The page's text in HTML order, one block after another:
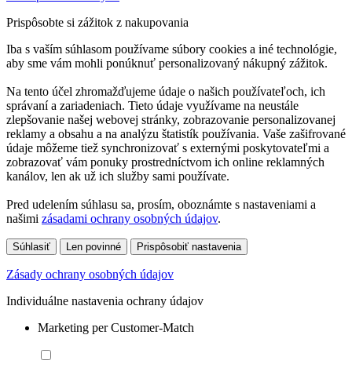
Prispôsobte si zážitok z nakupovania
Iba s vaším súhlasom používame súbory cookies a iné technológie,
aby sme vám mohli ponúknuť personalizovaný nákupný zážitok.
Na tento účel zhromažďujeme údaje o našich používateľoch, ich
správaní a zariadeniach. Tieto údaje využívame na neustále
zlepšovanie našej webovej stránky, zobrazovanie personalizovanej
reklamy a obsahu a na analýzu štatistík používania. Vaše zašifrované
údaje môžeme tiež synchronizovať s externými poskytovateľmi a
zobrazovať vám ponuky prostredníctvom ich online reklamných
kanálov, len ak už ich služby sami používate.
Pred udelením súhlasu sa, prosím, oboznámte s nastaveniami a
našimi zásadami ochrany osobných údajov.
Súhlasiť Len povinné Prispôsobiť nastavenia
Zásady ochrany osobných údajov
Individuálne nastavenia ochrany údajov
Marketing per Customer-Match